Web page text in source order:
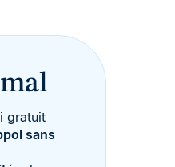
gratuit
sans